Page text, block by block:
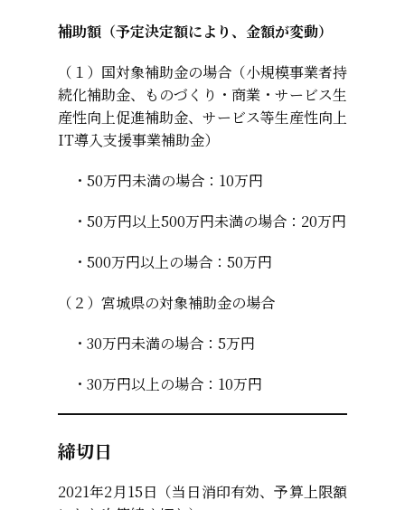
補助額（予定決定額により、金額が変動）
（１）国対象補助金の場合（小規模事業者持
続化補助金、ものづくり・商業・サービス生
産性向上促進補助金、サービス等生産性向上
IT導入支援事業補助金）
・50万円未満の場合：10万円
・50万円以上500万円未満の場合：20万円
・500万円以上の場合：50万円
（２）宮城県の対象補助金の場合
・30万円未満の場合：5万円
・30万円以上の場合：10万円
締切日
2021年2月15日（当日消印有効、予算上限額